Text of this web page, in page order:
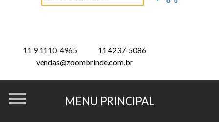
11 9 1110-4965
11 4237-5086
vendas@zoombrinde.com.br